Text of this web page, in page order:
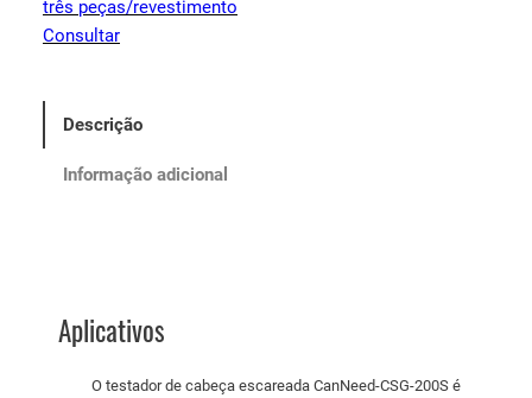
três peças/revestimento
Consultar
Descrição
Informação adicional
Aplicativos
O testador de cabeça escareada CanNeed-CSG-200S é